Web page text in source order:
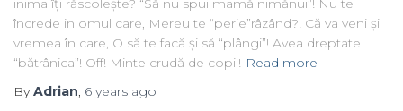
inima îți răscolește? “Să nu spui mamă nimănui”! Nu te
încrede in omul care, Mereu te “perie”râzând?! Că va veni și
vremea în care, O să te facă și să “plângi”! Avea dreptate
“bătrânica”! Off! Minte crudă de copil! Read more
ByAdrian, 6 years ago